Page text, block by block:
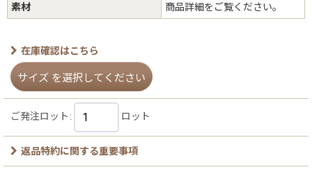
素材 商品詳細をご覧ください。
在庫確認はこちら
サイズ を選択してください
ご発注ロット : ロット
返品特約に関する重要事項